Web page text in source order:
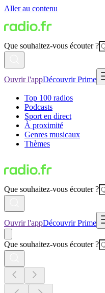
Aller au contenu
Que souhaitez-vous écouter ?
Ouvrir l'appDécouvrir Prime
Top 100 radios
Podcasts
Sport en direct
À proximité
Genres musicaux
Thèmes
Que souhaitez-vous écouter ?
Ouvrir l'appDécouvrir Prime
Que souhaitez-vous écouter ?